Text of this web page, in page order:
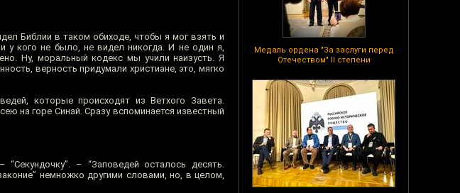
Медаль ордена "За заслуги перед
Отечеством" II степени
Библии в таком обиходе, чтобы я мог взять и
у кого не было, не видел никогда. И не один я,
Ну, моральный кодекс мы учили наизусть. Я
верность придумали христиане, это, мягко
которые происходят из Ветхого Завета.
на горе Синай. Сразу вспоминается известный
– “Заповедей осталось десять.
немножко другими словами, но, в целом,